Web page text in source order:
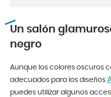
Un salón
negro
Aunque los colores oscuros
adecuados para los diseños
puedes utilizar algunos